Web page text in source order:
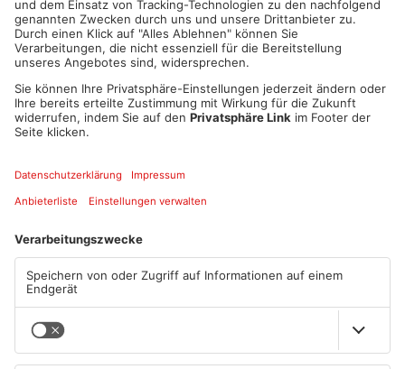
Einladung von Pfarrer Andreas Schweimer
Pfarrer Andreas Schweimer lädt alle Gläubigen und Besucher
herzlich zu den Gottesdiensten an den bevorstehenden
Feiertagen ein. Die neu eingeweihte Kirche bietet wieder Raum
für Gemeinschaft, Gebet und Besinnung. Besonders zur
Weihnachtszeit ist die Kirche ein Ort der Ruhe und des Trostes,
an dem die Gemeinde zusammenkommt, um das Fest der
Geburt Christi zu feiern.
Artikel teilen